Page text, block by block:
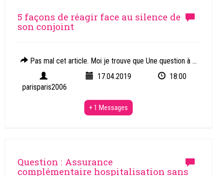
5 façons de réagir face au silence de
son conjoint
Pas mal cet article. Moi je trouve que Une question à ...
parisparis2006
17.04.2019 18:00
+ 1 Messages
Question : Assurance
complémentaire hospitalisation sans